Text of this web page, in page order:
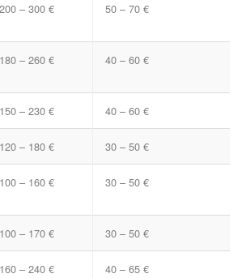
200 – 300 € 50 – 70 €
180 – 260 € 40 – 60 €
150 – 230 € 40 – 60 €
120 – 180 € 30 – 50 €
100 – 160 € 30 – 50 €
100 – 170 € 30 – 50 €
160 – 240 € 40 – 65 €